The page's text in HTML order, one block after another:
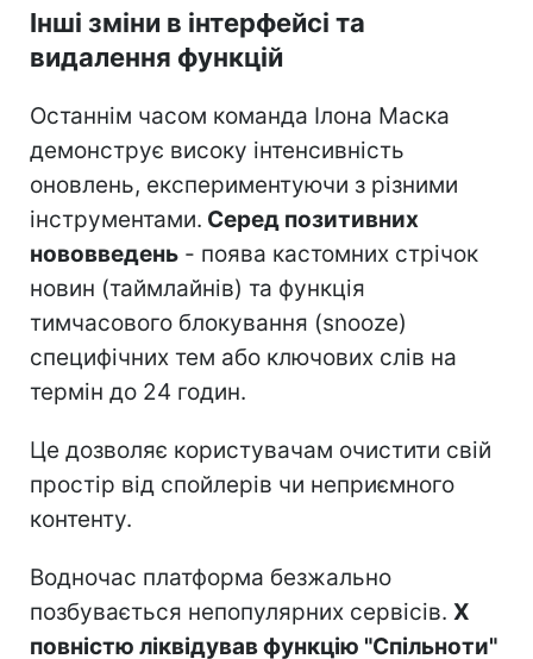
Інші зміни в інтерфейсі та
видалення функцій
Останнім часом команда Ілона Маска
демонструє високу інтенсивність
оновлень, експериментуючи з різними
інструментами. Серед позитивних
нововведень - поява кастомних стрічок
новин (таймлайнів) та функція
тимчасового блокування (snooze)
специфічних тем або ключових слів на
термін до 24 годин.
Це дозволяє користувачам очистити свій
простір від спойлерів чи неприємного
контенту.
Водночас платформа безжально
позбувається непопулярних сервісів. X
повністю ліквідував функцію "Спільноти"